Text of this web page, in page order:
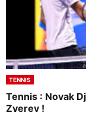
TENNIS
Tennis : Novak
Zverev !